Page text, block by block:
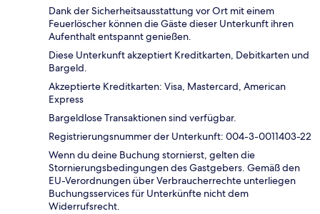
Dank der Sicherheitsausstattung vor Ort mit einem
Feuerlöscher können die Gäste dieser Unterkunft ihren
Aufenthalt entspannt genießen.
Diese Unterkunft akzeptiert Kreditkarten, Debitkarten und
Bargeld.
Akzeptierte Kreditkarten: Visa, Mastercard, American
Express
Bargeldlose Transaktionen sind verfügbar.
Registrierungsnummer der Unterkunft: 004-3-0011403-22
Wenn du deine Buchung stornierst, gelten die
Stornierungsbedingungen des Gastgebers. Gemäß den
EU-Verordnungen über Verbraucherrechte unterliegen
Buchungsservices für Unterkünfte nicht dem
Widerrufsrecht.